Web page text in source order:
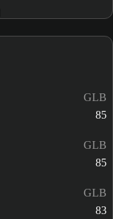
GLB
85
GLB
85
GLB
83